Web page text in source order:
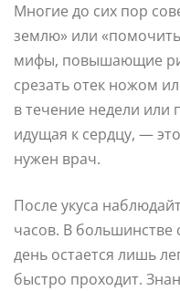
Многие до сих пор
землю» или
мифы, повышающие
срезать отек ножом
в течение недели или
идущая к сердцу, —
нужен врач.
После укуса
часов. В большинстве
день остается лишь
быстро проходит.